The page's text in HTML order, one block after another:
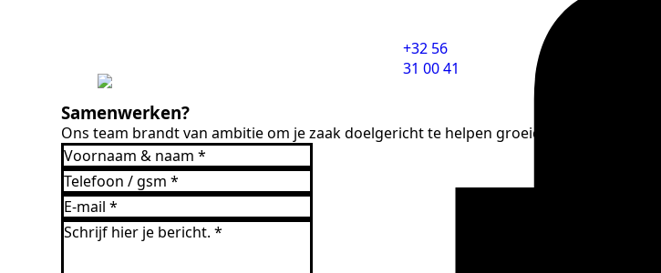
Samenwerken?
Ons team brandt van ambitie om je zaak doelgericht te helpen groeien. We luisteren
+32 56
31 00 41